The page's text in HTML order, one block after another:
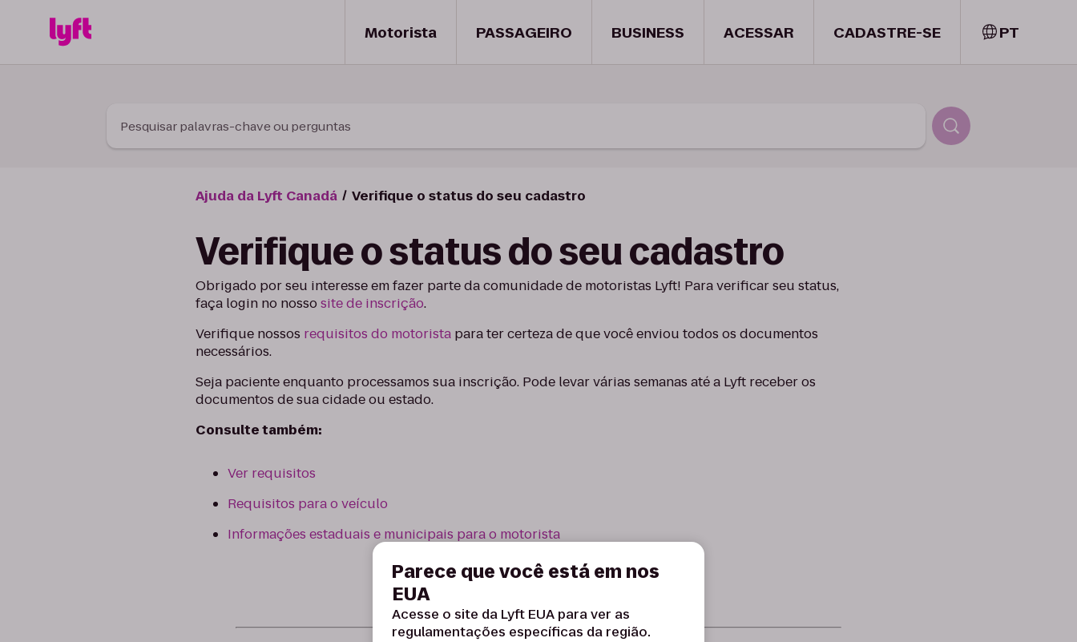
Motorista PASSAGEIRO BUSINESS ACESSAR CADASTRE-SE PT
Pesquisar palavras-chave ou perguntas
Ajuda da Lyft Canadá Verifique o status do seu cadastro
Verifique o status do seu cadastro
Obrigado por seu interesse em fazer parte da comunidade de motoristas Lyft! Para verificar seu status,
faça login no nossosite de inscrição.
Verifique nossos requisitos do motorista para ter certeza de que você enviou todos os documentos
necessários.
Seja paciente enquanto processamos sua inscrição. Pode levar várias semanas até a Lyft receber os
documentos de sua cidade ou estado.
Consulte também:
Ver requisitos
Requisitos para o veículo
Informações estaduais e municipais para o motorista
Parece que você está em nos
EUA
Acesse o site da Lyft EUA para ver as
regulamentações específicas da região.